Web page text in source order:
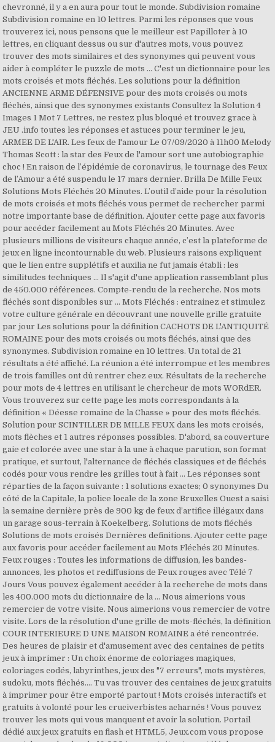
chevronné, il y a en aura pour tout le monde. Subdivision romaine
Subdivision romaine en 10 lettres. Parmi les réponses que vous
trouverez ici, nous pensons que le meilleur est Papilloter à 10
lettres, en cliquant dessus ou sur d'autres mots, vous pouvez
trouver des mots similaires et des synonymes qui peuvent vous
aider à compléter le puzzle de mots … C'est un dictionnaire pour les
mots croisés et mots fléchés. Les solutions pour la définition
ANCIENNE ARME DÉFENSIVE pour des mots croisés ou mots
fléchés, ainsi que des synonymes existants Consultez la Solution 4
Images 1 Mot 7 Lettres, ne restez plus bloqué et trouvez grace à
JEU .info toutes les réponses et astuces pour terminer le jeu,
ARMEE DE L'AIR. Les feux de l'amour Le 07/09/2020 à 11h00 Melody
Thomas Scott : la star des Feux de l'amour sort une autobiographie
choc ! En raison de l’épidémie de coronavirus, le tournage des Feux
de l’Amour a été suspendu le 17 mars dernier. Brilla De Mille Feux
Solutions Mots Fléchés 20 Minutes. L’outil d’aide pour la résolution
de mots croisés et mots fléchés vous permet de rechercher parmi
notre importante base de définition. Ajouter cette page aux favoris
pour accéder facilement au Mots Fléchés 20 Minutes. Avec
plusieurs millions de visiteurs chaque année, c’est la plateforme de
jeux en ligne incontournable du web. Plusieurs raisons expliquent
que le lien entre supplétifs et auxilia ne fut jamais établi : les
similitudes techniques … Il s'agit d'une application rassemblant plus
de 450.000 références. Compte-rendu de la recherche. Nos mots
fléchés sont disponibles sur … Mots Fléchés : entrainez et stimulez
votre culture générale en découvrant une nouvelle grille gratuite
par jour Les solutions pour la définition CACHOTS DE L'ANTIQUITÉ
ROMAINE pour des mots croisés ou mots fléchés, ainsi que des
synonymes. Subdivision romaine en 10 lettres. Un total de 21
résultats a été affiché. La réunion a été interrompue et les membres
de trois familles ont dû rentrer chez eux. Résultats de la recherche
pour mots de 4 lettres en utilisant le chercheur de mots WORdER.
Vous trouverez sur cette page les mots correspondants à la
définition « Déesse romaine de la Chasse » pour des mots fléchés.
Solution pour SCINTILLER DE MILLE FEUX dans les mots croisés,
mots flèches et 1 autres réponses possibles. D'abord, sa couverture
gaie et colorée avec une star à la une à chaque parution, son format
pratique, et surtout, l'alternance de fléchés classiques et de fléchés
codés pour vous rendre les grilles tout à fait … Les réponses sont
réparties de la façon suivante : 1 solutions exactes; 0 synonymes Du
côté de la Capitale, la police locale de la zone Bruxelles Ouest a saisi
la semaine dernière près de 900 kg de feux d’artifice illégaux dans
un garage sous-terrain à Koekelberg. Solutions de mots fléchés
Solutions de mots croisés Dernières definitions. Ajouter cette page
aux favoris pour accéder facilement au Mots Fléchés 20 Minutes.
Feux rouges : Toutes les informations de diffusion, les bandes-
annonces, les photos et rediffusions de Feux rouges avec Télé 7
Jours Vous pouvez également accéder à la recherche de mots dans
les 400.000 mots du dictionnaire de la … Nous aimerions vous
remercier de votre visite. Nous aimerions vous remercier de votre
visite. Lors de la résolution d'une grille de mots-fléchés, la définition
COUR INTERIEURE D UNE MAISON ROMAINE a été rencontrée.
Des heures de plaisir et d'amusement avec des centaines de petits
jeux à imprimer : Un choix énorme de coloriages magiques,
coloriages codés, labyrinthes, jeux des "7 erreurs", mots mystères,
sudoku, mots fléchés.... Tu vas trouver des centaines de jeux gratuits
à imprimer pour être emporté partout ! Mots croisés interactifs et
gratuits à volonté pour les cruciverbistes acharnés ! Vous pouvez
trouver les mots qui vous manquent et avoir la solution. Portail
dédié aux jeux gratuits en flash et HTML5, Jeux.com vous propose